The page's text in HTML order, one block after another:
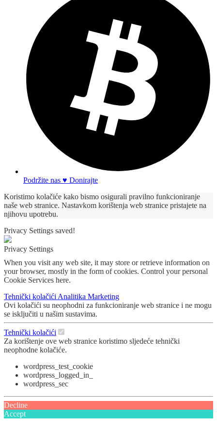
Podržite nas ♥ Donirajte
Koristimo kolačiće kako bismo osigurali pravilno funkcioniranje
naše web stranice. Nastavkom korištenja web stranice pristajete na
njihovu upotrebu.
Privacy Settings saved!
Privacy Settings
When you visit any web site, it may store or retrieve information on
your browser, mostly in the form of cookies. Control your personal
Cookie Services here.
Tehnički kolačići Analitika Marketing
Ovi kolačići su neophodni za funkcioniranje web stranice i ne mogu
se isključiti u našim sustavima.
Tehnički kolačići
Za korištenje ove web stranice koristimo sljedeće tehnički
neophodne kolačiće.
wordpress_test_cookie
wordpress_logged_in_
wordpress_sec
Decline
Accept